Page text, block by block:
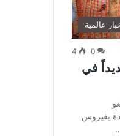
عالمية
0
4
في
بفيروس